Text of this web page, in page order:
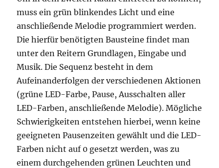
muss ein grün blinkendes Licht und eine
anschließende Melodie programmiert werden.
Die hierfür benötigten Bausteine findet man
unter den Reitern Grundlagen, Eingabe und
Musik. Die Sequenz besteht in dem
Aufeinanderfolgen der verschiedenen Aktionen
(grüne LED-Farbe, Pause, Ausschalten aller
LED-Farben, anschließende Melodie). Mögliche
Schwierigkeiten entstehen hierbei, wenn keine
geeigneten Pausenzeiten gewählt und die LED-
Farben nicht auf 0 gesetzt werden, was zu
einem durchgehenden grünen Leuchten und